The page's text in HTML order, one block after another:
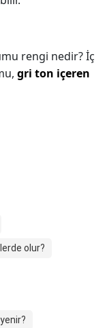
rengi nedir? İç
gri ton içeren
olur?